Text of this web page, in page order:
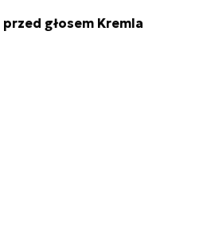
głosem Kremla